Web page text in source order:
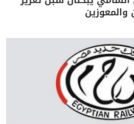
والمعوزين